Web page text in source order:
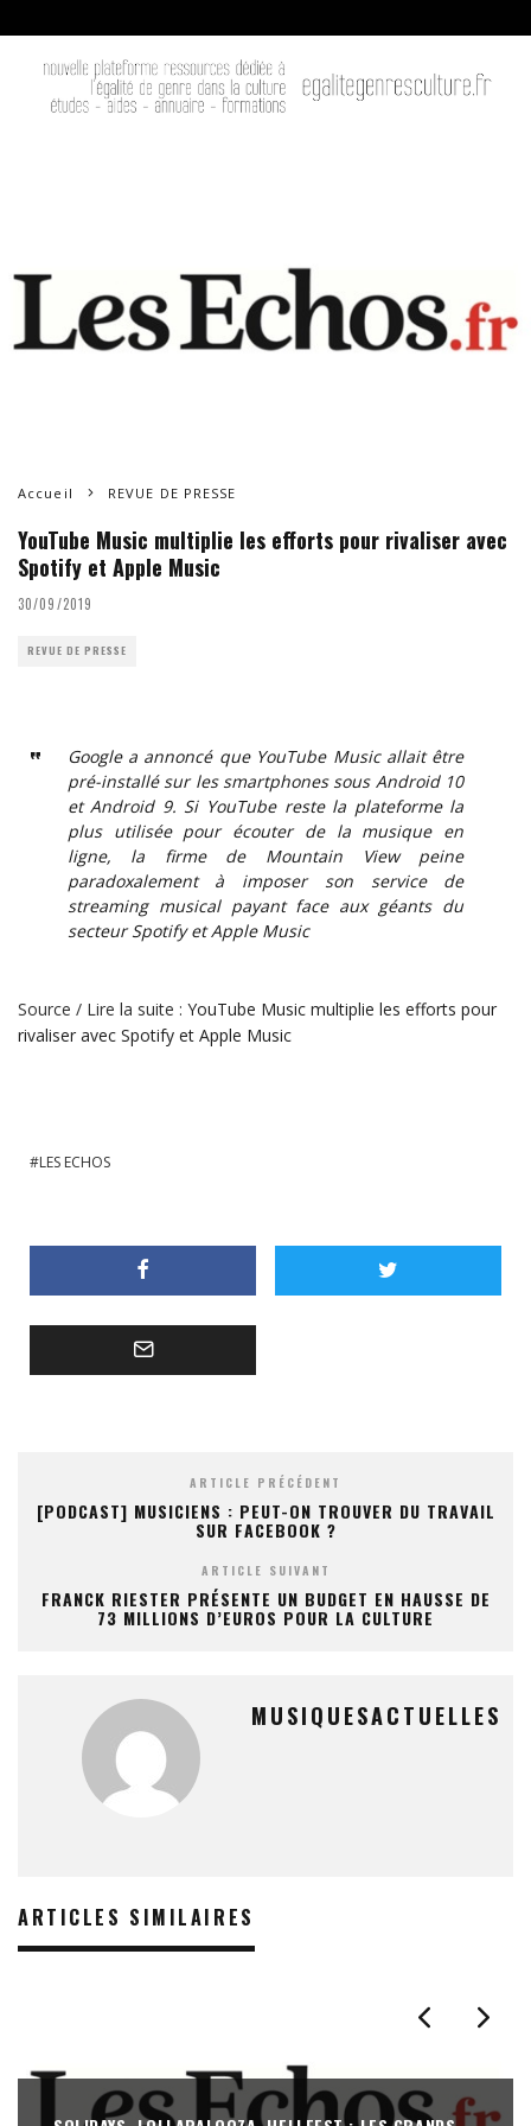
Accueil REVUE DE PRESSE
YouTube Music multiplie les efforts pour rivaliser avec
Spotify et Apple Music
30/09/2019
REVUE DE PRESSE
Google a annoncé que YouTube Music allait être
pré-installé sur les smartphones sous Android 10
et Android 9. Si YouTube reste la plateforme la
plus utilisée pour écouter de la musique en
ligne, la firme de Mountain View peine
paradoxalement à imposer son service de
streaming musical payant face aux géants du
secteur Spotify et Apple Music
Source / Lire la suite : YouTube Music multiplie les efforts pour
rivaliser avec Spotify et Apple Music
LES ECHOS
ARTICLE PRÉCÉDENT
[PODCAST] MUSICIENS : PEUT-ON TROUVER DU TRAVAIL
SUR FACEBOOK ?
ARTICLE SUIVANT
FRANCK RIESTER PRÉSENTE UN BUDGET EN HAUSSE DE
73 MILLIONS D’EUROS POUR LA CULTURE
MUSIQUESACTUELLES
ARTICLES SIMILAIRES